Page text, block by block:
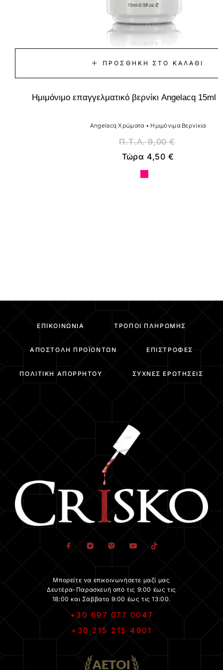
ΠΡΟΣΘΉΚΗ ΣΤΟ ΚΑΛΆΘΙ
Ημιμόνιμο επαγγελματικό βερνίκι Angelacq 15ml
Angelacq Χρώματα • Ημιμόνιμα Βερνίκια
Π.Τ.Λ.9,00€
Τώρα 4,50 €
ΕΠΙΚΟΙΝΩΝΊΑ ΤΡΌΠΟΙ ΠΛΗΡΩΜΉΣ
ΑΠΟΣΤΟΛΉ ΠΡΟΪΌΝΤΩΝ ΕΠΙΣΤΡΟΦΈΣ
ΠΟΛΙΤΙΚΉ ΑΠΟΡΡΉΤΟΥ ΣΥΧΝΈΣ ΕΡΩΤΉΣΕΙΣ
Μπορείτε να επικοινωνήσετε μαζί μας
Δευτέρα-Παρασκευή από τις 9:00 έως τις
18:00 και Σάββατο 9:00 έως τις 13:00.
+30 697 077 0047
+30 215 215 4901